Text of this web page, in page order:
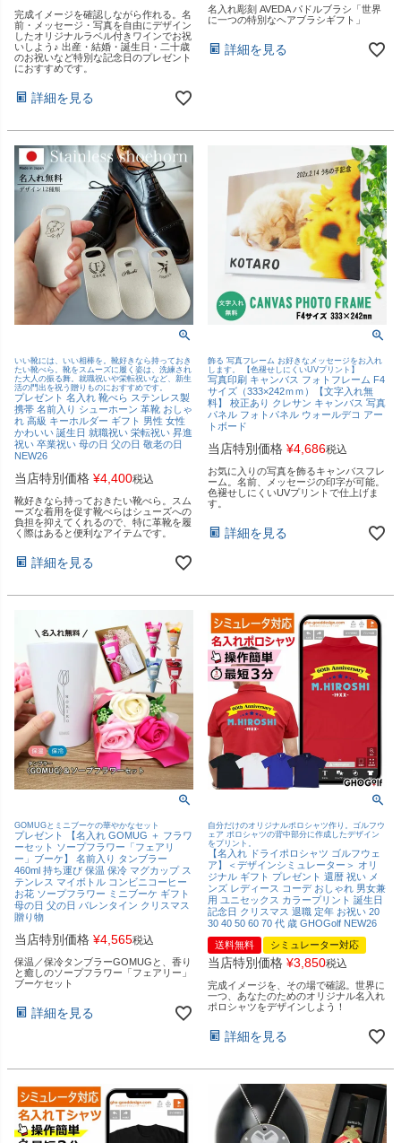
完成イメージを確認しながら作れる。名
前・メッセージ・写真を自由にデザイン
したオリジナルラベル付きワインでお祝
いしよう♪ 出産・結婚・誕生日・二十歳
のお祝いなど特別な記念日のプレゼント
におすすめです。
詳細を見る
名入れ彫刻 AVEDA パドルブラシ「世界
に一つの特別なヘアブラシギフト」
詳細を見る
いい靴には、いい相棒を。靴好きなら持っておき
たい靴べら。靴をスムーズに履く姿は、洗練され
た大人の振る舞。就職祝いや栄転祝いなど、新生
活の門出を祝う贈りものにおすすめです。
プレゼント 名入れ 靴べら ステンレス製
携帯 名前入り シューホーン 革靴 おしゃ
れ 高級 キーホルダー ギフト 男性 女性
かわいい 誕生日 就職祝い 栄転祝い 昇進
祝い 卒業祝い 母の日 父の日 敬老の日
NEW26
当店特別価格 ¥4,400税込
靴好きなら持っておきたい靴べら。スム
ーズな着用を促す靴べらはシューズへの
負担を抑えてくれるので、特に革靴を履
く際はあると便利なアイテムです。
詳細を見る
飾る 写真フレーム お好きなメッセージをお入れ
します。 【色褪せしにくいUVプリント】
写真印刷 キャンバス フォトフレーム F4
サイズ（333×242ｍｍ）【文字入れ無
料】 校正あり クレサン キャンバス 写真
パネル フォトパネル ウォールデコ アー
トボード
当店特別価格 ¥4,686税込
お気に入りの写真を飾るキャンバスフレ
ーム。名前、メッセージの印字が可能。
色褪せしにくいUVプリントで仕上げま
す。
詳細を見る
GOMUGとミニブーケの華やかなセット
プレゼント 【名入れ GOMUG ＋ フラワ
ーセット ソープフラワー「フェアリ
ー」ブーケ】 名前入り タンブラー
460ml 持ち運び 保温 保冷 マグカップ ス
テンレス マイボトル コンビニコーヒー
お花 ソープフラワー ミニブーケ ギフト
母の日 父の日 バレンタイン クリスマス
贈り物
当店特別価格 ¥4,565税込
保温／保冷タンブラーGOMUGと、香り
と癒しのソープフラワー「フェアリー」
ブーケセット
詳細を見る
自分だけのオリジナルポロシャツ作り。ゴルフウ
ェア ポロシャツの背中部分に作成したデザイン
をプリント。
【名入れ ドライポロシャツ ゴルフウェ
ア】＜デザインシミュレーター＞ オリ
ジナル ギフト プレゼント 還暦 祝い メ
ンズ レディース コーデ おしゃれ 男女兼
用 ユニセックス カラープリント 誕生日
記念日 クリスマス 退職 定年 お祝い 20
30 40 50 60 70 代 歳 GHOGolf NEW26
送料無料
シミュレーター対応
当店特別価格 ¥3,850税込
完成イメージを、その場で確認。世界に
一つ、あなたのためのオリジナル名入れ
ポロシャツをデザインしよう！
詳細を見る